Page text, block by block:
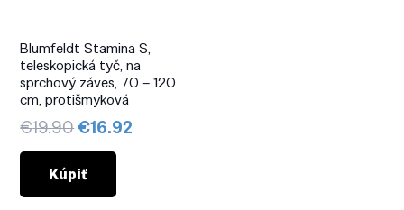
Blumfeldt Stamina S,
teleskopická tyč, na
sprchový záves, 70 – 120
cm, protišmyková
€19.90Pôvodná
cena
bola:
€19.90.
€16.92
Kúpiť